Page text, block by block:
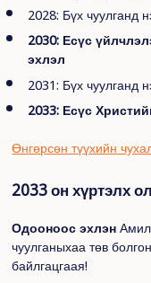
2028: Бүх чуулганд
2030: Есүс
эхлэл
2031: Бүх чуулганд
2033: Есүс
Өнгөрсөн түүхийн
2033 он хүртэлх
Одооноос эхлэн
чуулганыхаа төв
байлгацгаая!